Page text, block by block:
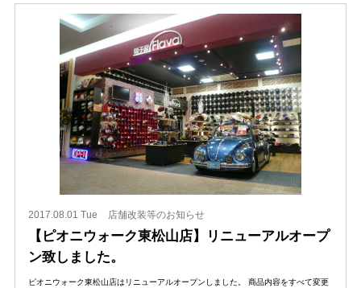
2017.08.01 Tue 店舗改装等のお知らせ
【ピオニウォーク東松山店】リニューアルオープ
ン致しました。
ピオニウォーク東松山店はリニューアルオープンしました。 商品内容をすべて変更